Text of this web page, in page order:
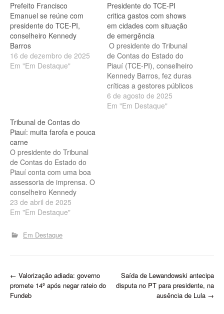
Prefeito Francisco
Emanuel se reúne com
presidente do TCE-PI,
conselheiro Kennedy
Barros
16 de dezembro de 2025
Em "Em Destaque"
Presidente do TCE-PI
critica gastos com shows
em cidades com situação
de emergência
O presidente do Tribunal
de Contas do Estado do
Piauí (TCE-PI), conselheiro
Kennedy Barros, fez duras
críticas a gestores públicos
que destinam grandes
somas de recursos para a
6 de agosto de 2025
Em "Em Destaque"
Tribunal de Contas do
Piauí: muita farofa e pouca
carne
O presidente do Tribunal
de Contas do Estado do
Piauí conta com uma boa
assessoria de imprensa. O
conselheiro Kennedy
Barros aparece com
frequência na mídia,
discurso de fiscalização
ativa por parte do TCE.
secretarias de…
23 de abril de 2025
Em "Em Destaque"
Em Destaque
P
o
← Valorização adiada: governo
promete 14º após negar rateio do
Fundeb
Saída de Lewandowski antecipa
disputa no PT para presidente, na
ausência de Lula →